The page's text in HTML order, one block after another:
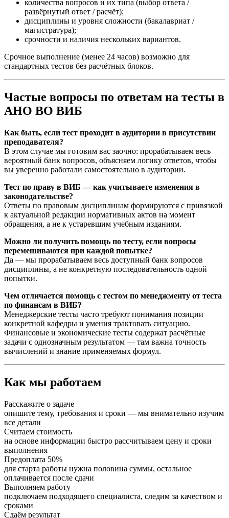
количества вопросов и их типа (выбор ответа /
развёрнутый ответ / расчёт);
дисциплины и уровня сложности (бакалавриат /
магистратура);
срочности и наличия нескольких вариантов.
Срочное выполнение (менее 24 часов) возможно для
стандартных тестов без расчётных блоков.
Частые вопросы по ответам на тесты в
АНО ВО ВИБ
Как быть, если тест проходит в аудитории в присутствии
преподавателя?
В этом случае мы готовим вас заочно: прорабатываем весь
вероятный банк вопросов, объясняем логику ответов, чтобы
вы уверенно работали самостоятельно в аудитории.
Тест по праву в ВИБ — как учитываете изменения в
законодательстве?
Ответы по правовым дисциплинам формируются с привязкой
к актуальной редакции нормативных актов на момент
обращения, а не к устаревшим учебным изданиям.
Можно ли получить помощь по тесту, если вопросы
перемешиваются при каждой попытке?
Да — мы прорабатываем весь доступный банк вопросов
дисциплины, а не конкретную последовательность одной
попытки.
Чем отличается помощь с тестом по менеджменту от теста
по финансам в ВИБ?
Менеджерские тесты часто требуют понимания позиции
конкретной кафедры и умения трактовать ситуацию.
Финансовые и экономические тесты содержат расчётные
задачи с однозначным результатом — там важна точность
вычислений и знание применяемых формул.
Как мы работаем
Расскажите о задаче
опишите тему, требования и сроки — мы внимательно изучим
все детали
Считаем стоимость
на основе информации быстро рассчитываем цену и сроки
выполнения
Предоплата 50%
для старта работы нужна половина суммы, остальное
оплачивается после сдачи
Выполняем работу
подключаем подходящего специалиста, следим за качеством и
сроками
Сдаём результат